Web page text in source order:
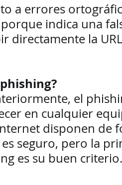
a errores
indica una
directamente la
el
en cualquier
disponen de
seguro, pero la
es su buen